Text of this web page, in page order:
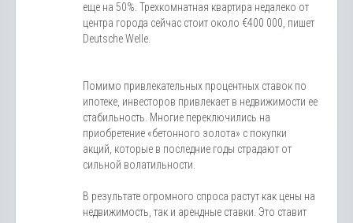
еще на 50%. Трехкомнатная квартира недалеко от
центра города сейчас стоит около €400 000, пишет
Deutsche Welle.
Помимо привлекательных процентных ставок по
ипотеке, инвесторов привлекает в недвижимости ее
стабильность. Многие переключились на
приобретение «бетонного золота» с покупки
акций, которые в последние годы страдают от
сильной волатильности.
В результате огромного спроса растут как цены на
недвижимость, так и арендные ставки. Это ставит